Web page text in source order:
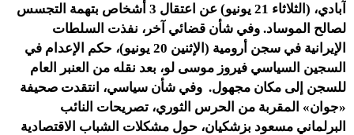
آبادي، (الثلاثاء 21 يونيو) عن اعتقال 3 أشخاص بتهمة التجسس
لصالح الموساد. وفي شأن قضائي آخر، نفذت السلطات
الإيرانية في سجن أرومية (الإثنين 20 يونيو)، حكم الإعدام في
السجين السياسي فيروز موسى لو، بعد نقله من العنبر العام
للسجن إلى مكان مجهول. وفي شأن سياسي، انتقدت صحيفة
«جوان» المقربة من الحرس الثوري، تصريحات النائب
البرلماني مسعود بزشكيان، حول مشكلات الشباب الاقتصادية